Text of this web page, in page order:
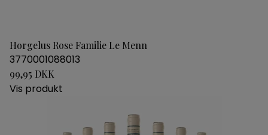
Horgelus Rose Familie Le Menn
3770001088013
99,95 DKK
Vis produkt